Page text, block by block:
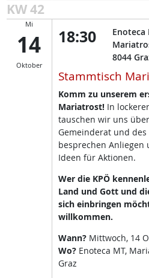
KW 42
Mi
14
Oktober
18:30
Enoteca
8044
Stammtisch
Komm zu unserem
Mariatrost! In
tauschen wir uns
Gemeinderat und des
besprechen Anliegen
Ideen für Aktionen.
Wer die KPÖ
Land und Gott und
sich einbringen
willkommen.
Wann? Mittwoch, 14
Wo? Enoteca MT,
Graz